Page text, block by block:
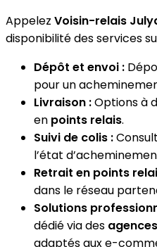
Appelez Voisin-relais
disponibilité des services
Dépôt et envoi :
pour un
Livraison :Options à
en points relais.
Suivi de colis :
l’état
Retrait en points
dans le réseau
Solutions
dédié via des agences
adaptés aux e-